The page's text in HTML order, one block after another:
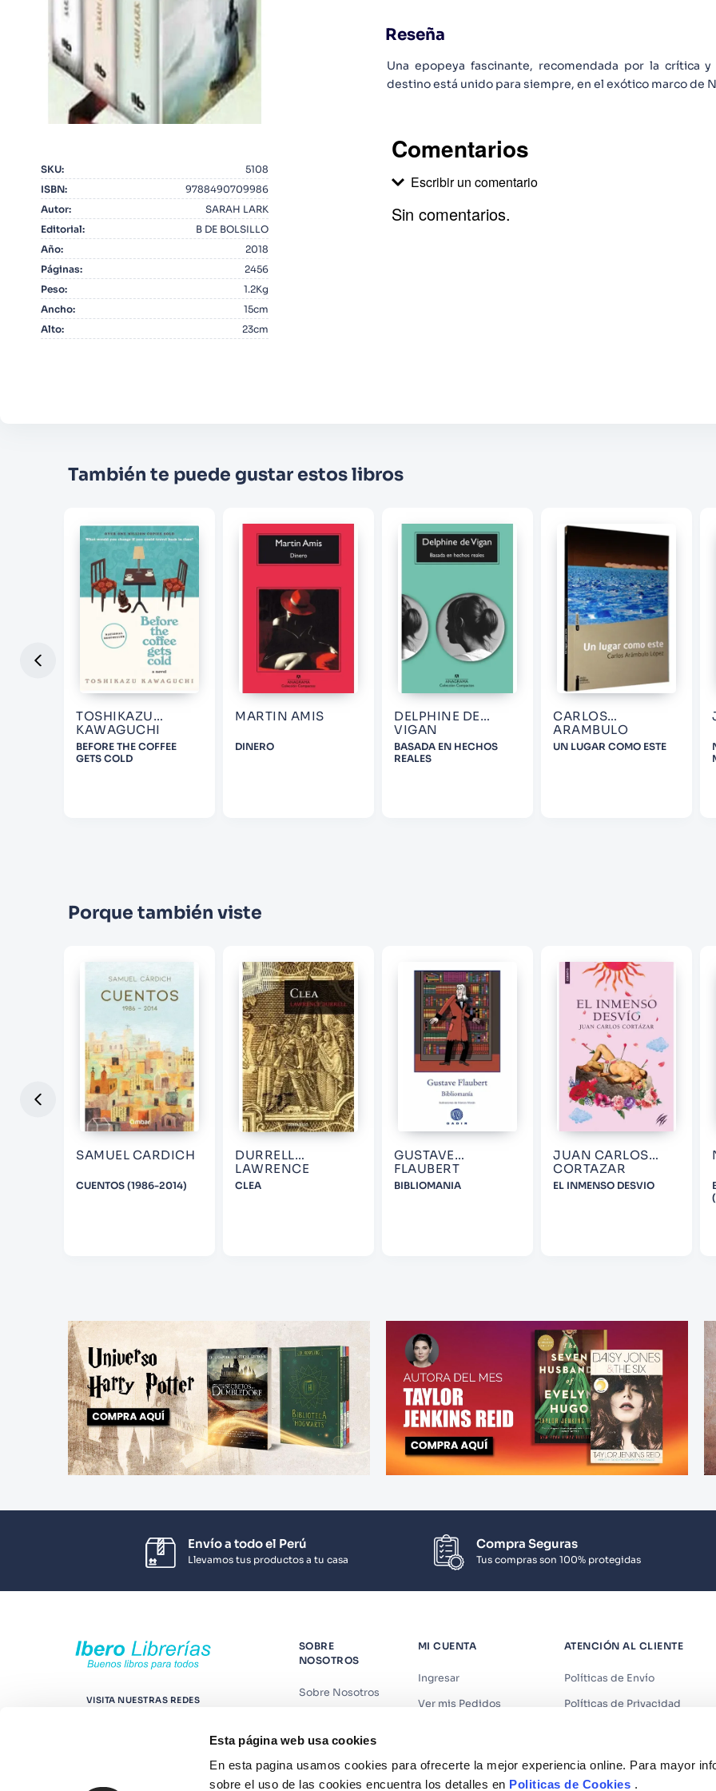
Esta página web usa cookies
En esta pagina usamos cookies para ofrecerte la mejor experiencia online. Para mayor
sobre el uso de las cookies encuentra los detalles en Politicas de Cookies .
SKU:
5108
ISBN:
9788490709986
Autor:
SARAH LARK
Editorial:
B DE BOLSILLO
Año:
2018
Páginas:
2456
Peso:
1.2Kg
Ancho:
15cm
Alto: 23cm
Reseña
Una epopeya fascinante, recomendada por la crítica
destino está unido para siempre, en el exótico marco de
Comentarios
Escribir un comentario
Escribir comentario
ENVIAR COMENTARIO
Sin comentarios.
También te puede gustar estos libros
TOSHIKAZU
KAWAGUCHI
BEFORE THE COFFEE
GETS COLD
MARTIN AMIS
DINERO
DELPHINE DE
VIGAN
BASADA EN HECHOS
REALES
CARLOS
ARAMBULO
UN LUGAR COMO ESTE
Porque también viste
SAMUEL CARDICH
CUENTOS (1986-2014)
DURRELL
LAWRENCE
CLEA
GUSTAVE
FLAUBERT
BIBLIOMANIA
JUAN CARLOS
CORTAZAR
EL INMENSO DESVIO
Envío a todo el Perú
Llevamos tus productos a tu casa
Compra Seguras
Tus compras son 100% protegidas
VISITA NUESTRAS REDES
SOBRE
NOSOTROS
Sobre Nosotros
Contáctanos
Suscríbete
MI CUENTA
Ingresar
Ver mis Pedidos
Recuperar Contraseña
ATENCIÓN AL CLIENTE
Políticas de Envío
Políticas de Privacidad
Términos y Condiciones